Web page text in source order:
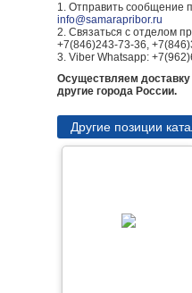
1. Отправить сообщение
info@samarapribor.ru
2. Связаться с отделом
+7(846)243-73-36,
3. Viber Whatsapp:
Осуществляем
другие города России.
Другие позиции